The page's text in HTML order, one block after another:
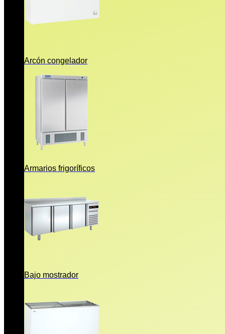
Arcón congelador
Armarios frigoríficos
Bajo mostrador